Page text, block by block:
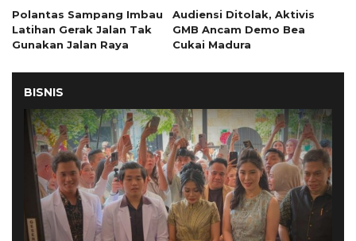
Polantas Sampang Imbau
Latihan Gerak Jalan Tak
Gunakan Jalan Raya
Audiensi Ditolak, Aktivis
GMB Ancam Demo Bea
Cukai Madura
BISNIS